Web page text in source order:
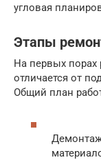
угловая
Этапы
На первых порах
отличается от
Общий план